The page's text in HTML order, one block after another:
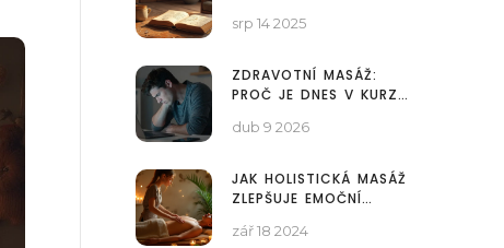
srp 14 2025
ZDRAVOTNÍ MASÁŽ:
PROČ JE DNES V KURZU
POMŮŽE?
dub 9 2026
JAK HOLISTICKÁ MASÁŽ
ZLEPŠUJE EMOČNÍ
ZDRAVÍ
zář 18 2024